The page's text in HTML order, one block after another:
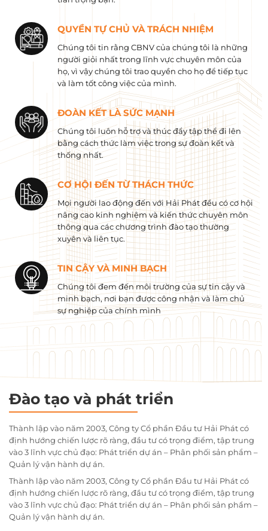
QUYỀN TỰ CHỦ VÀ TRÁCH NHIỆM
Chúng tôi tin rằng CBNV của chúng tôi là những
người giỏi nhất trong lĩnh vực chuyên môn của
họ, vì vậy chúng tôi trao quyền cho họ để tiếp tục
và làm tốt công việc của mình.
ĐOÀN KẾT LÀ SỨC MẠNH
Chúng tôi luôn hỗ trợ và thúc đẩy tập thể đi lên
bằng cách thức làm việc trong sự đoàn kết và
thống nhất.
CƠ HỘI ĐẾN TỪ THÁCH THỨC
Mọi người lao động đến với Hải Phát đều có cơ hội
nâng cao kinh nghiệm và kiến ​​thức chuyên môn
thông qua các chương trình đào tạo thường
xuyên và liên tục.
TIN CẬY VÀ MINH BẠCH
Chúng tôi đem đến môi trường của sự tin cậy và
minh bạch, nơi bạn được công nhận và làm chủ
sự nghiệp của chính mình
Đào tạo và phát triển
Thành lập vào năm 2003, Công ty Cổ phần Đầu tư Hải Phát có
định hướng chiến lược rõ ràng, đầu tư có trọng điểm, tập trung
vào 3 lĩnh vực chủ đạo: Phát triển dự án – Phân phối sản phẩm –
Quản lý vận hành dự án.
Thành lập vào năm 2003, Công ty Cổ phần Đầu tư Hải Phát có
định hướng chiến lược rõ ràng, đầu tư có trọng điểm, tập trung
vào 3 lĩnh vực chủ đạo: Phát triển dự án – Phân phối sản phẩm –
Quản lý vận hành dự án.